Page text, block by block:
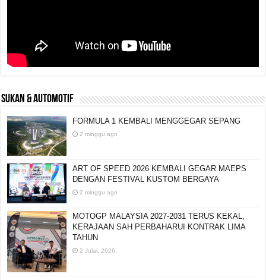
SUKAN & AUTOMOTIF
FORMULA 1 KEMBALI MENGGEGAR SEPANG
2 minggu ago
ART OF SPEED 2026 KEMBALI GEGAR MAEPS
DENGAN FESTIVAL KUSTOM BERGAYA
2 minggu ago
MOTOGP MALAYSIA 2027-2031 TERUS KEKAL,
KERAJAAN SAH PERBAHARUI KONTRAK LIMA
TAHUN
2 Julai, 2026